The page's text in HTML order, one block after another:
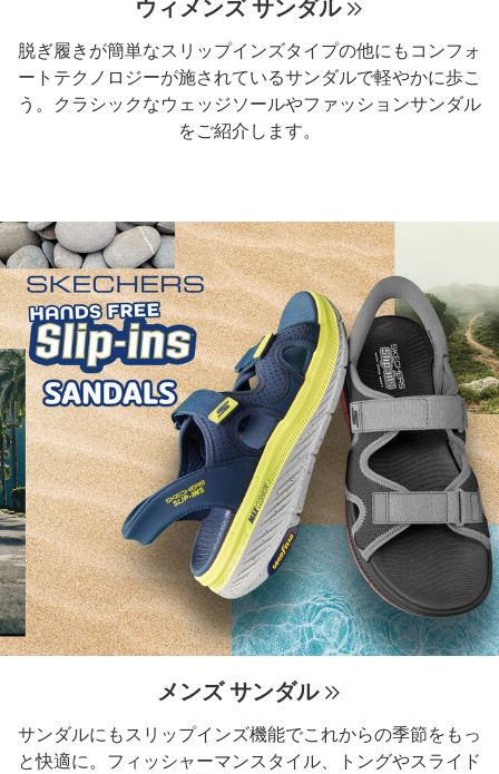
ウィメンズ サンダル
脱ぎ履きが簡単なスリップインズタイプの他にもコンフォ
ートテクノロジーが施されているサンダルで軽やかに歩こ
う。クラシックなウェッジソールやファッションサンダル
をご紹介します。
メンズ サンダル
サンダルにもスリップインズ機能でこれからの季節をもっ
と快適に。フィッシャーマンスタイル、トングやスライド